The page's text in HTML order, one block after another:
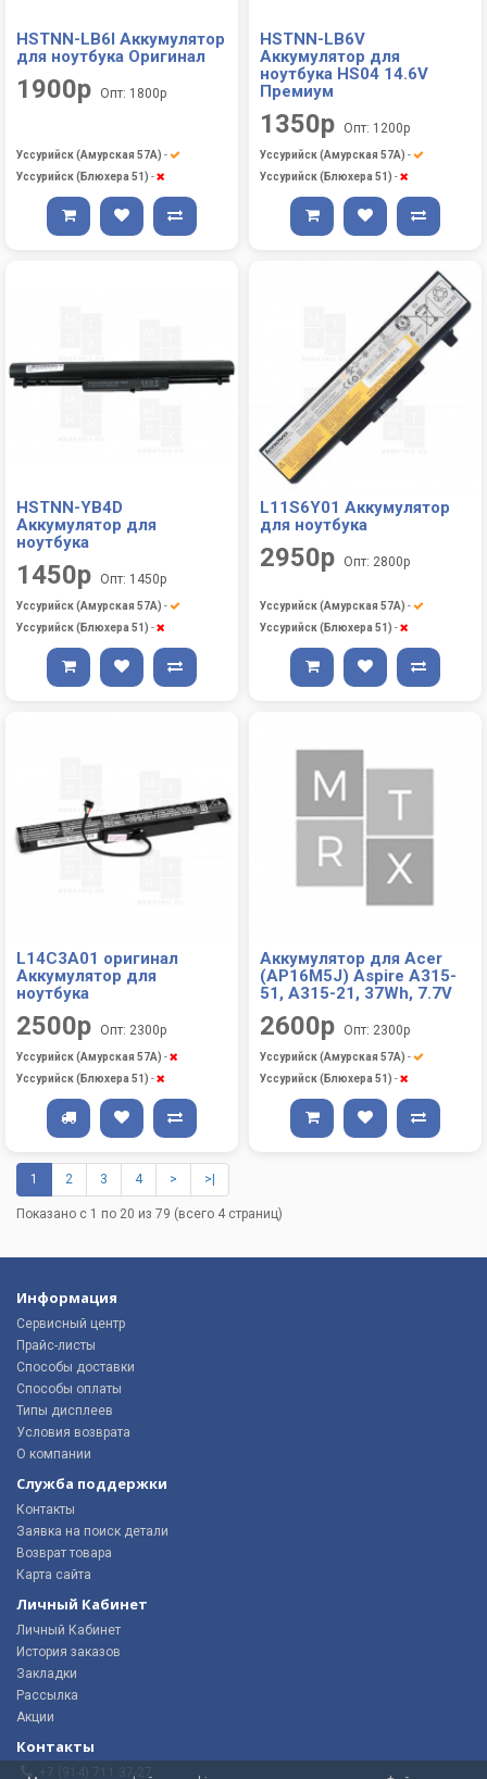
HSTNN-LB6I Аккумулятор
для ноутбука Оригинал
1900р Опт: 1800р
Уссурийск (Амурская 57А) -
Уссурийск (Блюхера 51) -
HSTNN-LB6V
Аккумулятор для
ноутбука HS04 14.6V
Премиум
1350р Опт: 1200р
Уссурийск (Амурская 57А) -
Уссурийск (Блюхера 51) -
HSTNN-YB4D
Аккумулятор для
ноутбука
1450р Опт: 1450р
Уссурийск (Амурская 57А) -
Уссурийск (Блюхера 51) -
L11S6Y01 Аккумулятор
для ноутбука
2950р Опт: 2800р
Уссурийск (Амурская 57А) -
Уссурийск (Блюхера 51) -
L14C3A01 оригинал
Аккумулятор для
ноутбука
2500р Опт: 2300р
Уссурийск (Амурская 57А) -
Уссурийск (Блюхера 51) -
Аккумулятор для Acer
(AP16M5J) Aspire A315-
51, A315-21, 37Wh, 7.7V
2600р Опт: 2300р
Уссурийск (Амурская 57А) -
Уссурийск (Блюхера 51) -
1 2 3 4 > >|
Показано с 1 по 20 из 79 (всего 4 страниц)
Информация
Сервисный центр
Прайс-листы
Способы доставки
Способы оплаты
Типы дисплеев
Условия возврата
О компании
Служба поддержки
Контакты
Заявка на поиск детали
Возврат товара
Карта сайта
Личный Кабинет
Личный Кабинет
История заказов
Закладки
Рассылка
Акции
Контакты
+7 (914) 711 37-27